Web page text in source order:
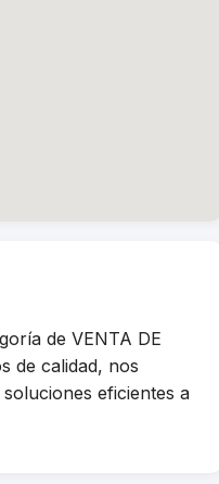
de VENTA DE
de calidad, nos
eficientes a